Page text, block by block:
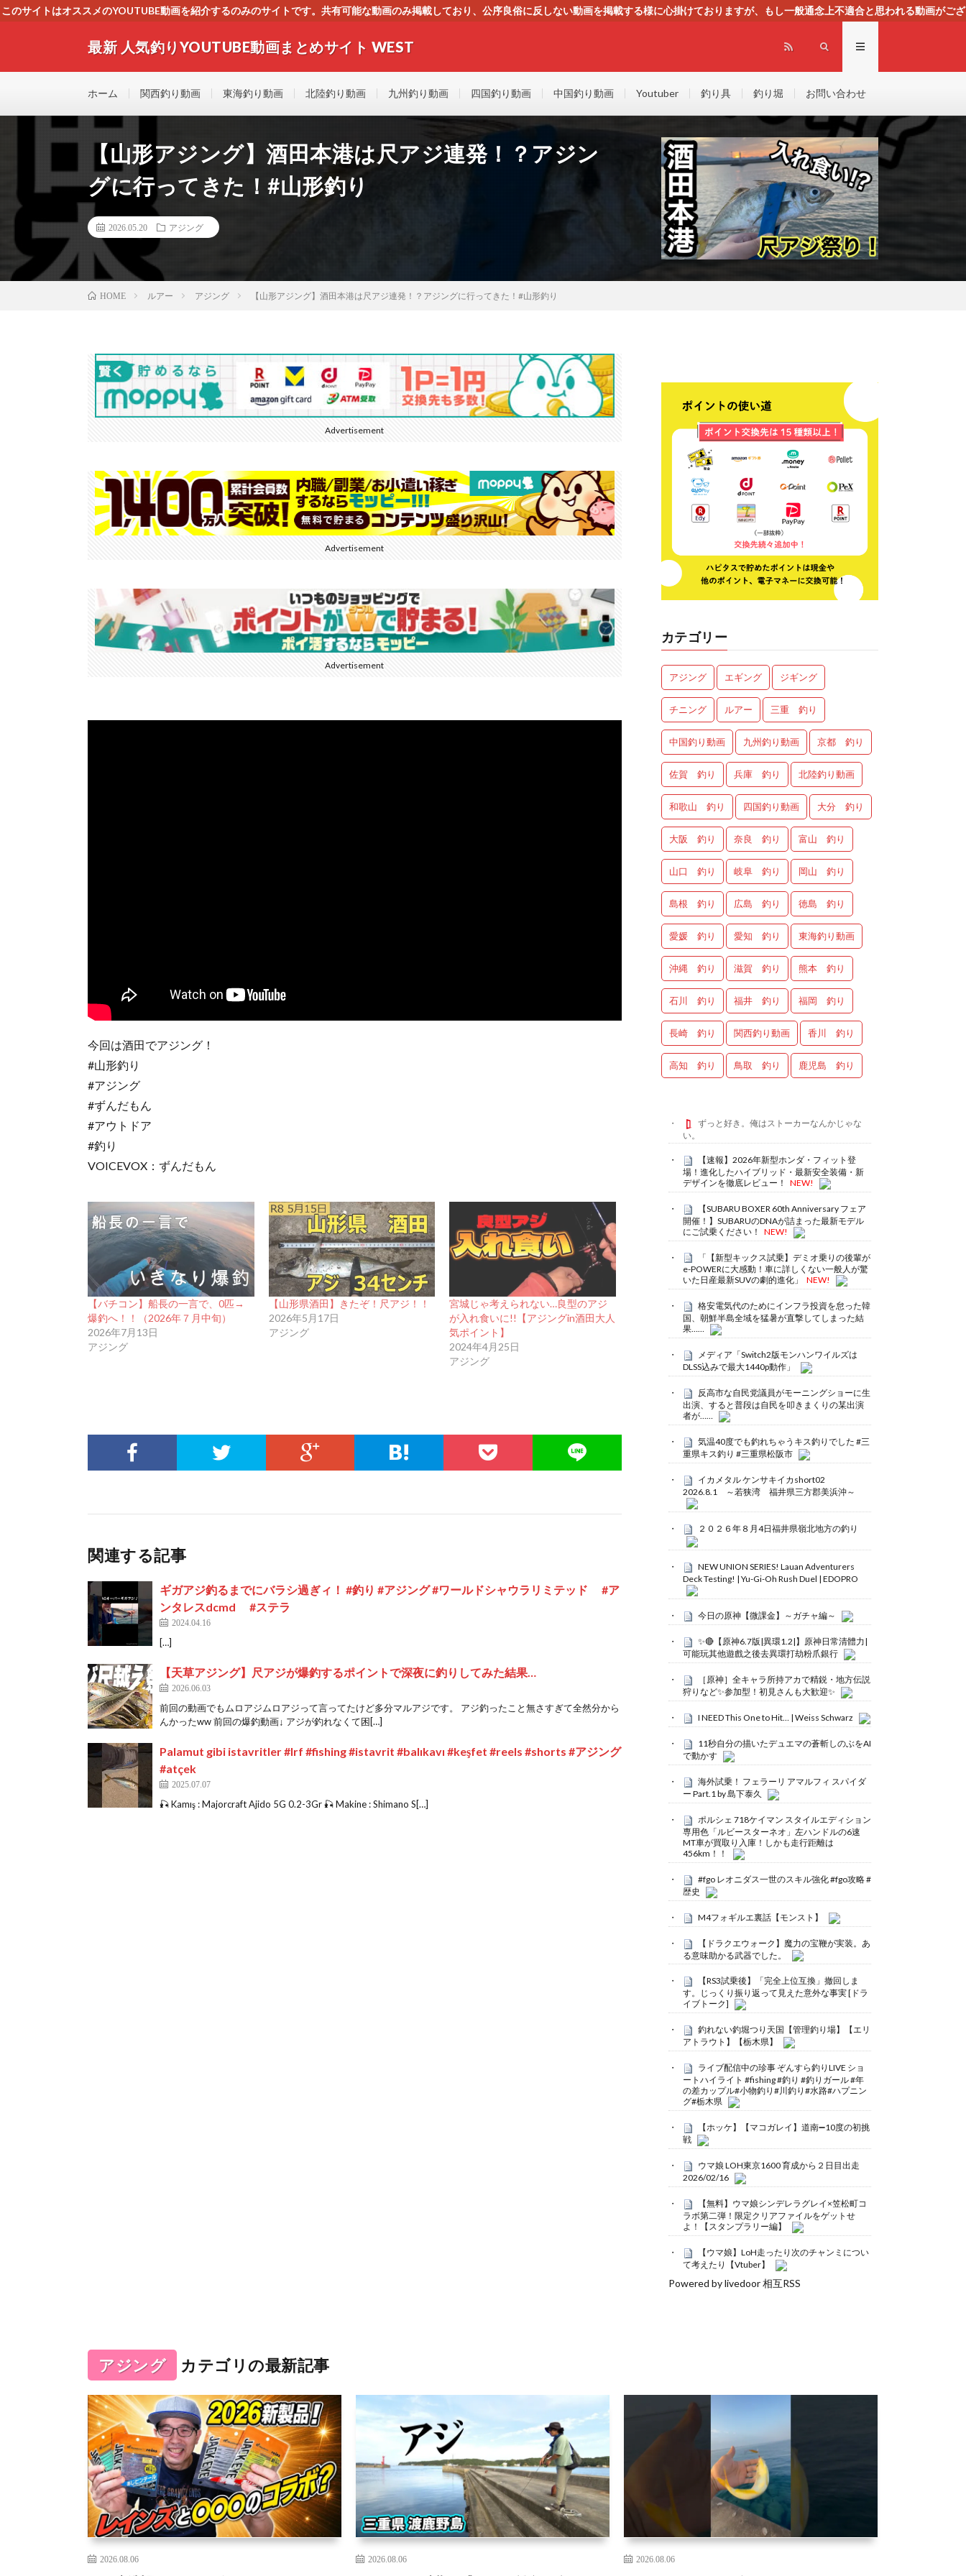
このサイトはオススメのYOUTUBE動画を紹介するのみのサイトです。共有可能な動画のみ掲載しており、公序良俗に反しない動画を掲載する様に心掛けておりますが、もし一般通念上不適合と思われる動画がござ
最新 人気釣りYOUTUBE動画まとめサイト WEST
す！！
ホーム 関西釣り動画 東海釣り動画 北陸釣り動画 九州釣り動画 四国釣り動画 中国釣り動画 Youtuber 釣り具 釣り堀 お問い合わせ
【山形アジング】酒田本港は尺アジ連発！？アジン
グに行ってきた！#山形釣り
2026.05.20 アジング
HOME ルアー アジング 【山形アジング】酒田本港は尺アジ連発！？アジングに行ってきた！#山形釣り
Advertisement
Advertisement
Advertisement
今回は酒田でアジング！
#山形釣り
#アジング
#ずんだもん
#アウトドア
#釣り
VOICEVOX：ずんだもん
【バチコン】船長の一言で、0匹→
爆釣へ！！（2026年７月中旬）
2026年7月13日
アジング
【山形県酒田】きたぞ！尺アジ！！
2026年5月17日
アジング
宮城じゃ考えられない…良型のアジ
が入れ食いに!!【アジングin酒田大人
気ポイント】
2024年4月25日
アジング
関連する記事
ギガアジ釣るまでにバラシ過ぎィ！ #釣り #アジング #ワールドシャウラリミテッド #ア
ンタレスdcmd #ステラ
2024.04.16
[…]
【天草アジング】尺アジが爆釣するポイントで深夜に釣りしてみた結果…
2026.06.03
前回の動画でもムロアジムロアジって言ってたけど多分マルアジです。 アジ釣ったこと無さすぎて全然分から
んかったww 前回の爆釣動画↓ アジが釣れなくて困[…]
Palamut gibi istavritler #lrf #fishing #istavrit #balıkavı #keşfet #reels #shorts #アジング
#atçek
2025.07.07
🎣 Kamış : Majorcraft Ajido 5G 0.2-3Gr 🎣 Makine : Shimano S[…]
カテゴリー
アジング エギング ジギング
チニング ルアー 三重 釣り
中国釣り動画 九州釣り動画 京都 釣り
佐賀 釣り 兵庫 釣り 北陸釣り動画
和歌山 釣り 四国釣り動画 大分 釣り
大阪 釣り 奈良 釣り 富山 釣り
山口 釣り 岐阜 釣り 岡山 釣り
島根 釣り 広島 釣り 徳島 釣り
愛媛 釣り 愛知 釣り 東海釣り動画
沖縄 釣り 滋賀 釣り 熊本 釣り
石川 釣り 福井 釣り 福岡 釣り
長崎 釣り 関西釣り動画 香川 釣り
高知 釣り 鳥取 釣り 鹿児島 釣り
ずっと好き。俺はストーカーなんかじゃな
い。
【速報】2026年新型ホンダ・フィット登
場！進化したハイブリッド・最新安全装備・新
デザインを徹底レビュー！
NEW!
【SUBARU BOXER 60th Anniversary フェア
開催！】SUBARUのDNAが詰まった最新モデル
にご試乗ください！
NEW!
「【新型キックス試乗】デミオ乗りの後輩が
e-POWERに大感動！車に詳しくない一般人が驚
いた日産最新SUVの劇的進化」
NEW!
格安電気代のためにインフラ投資を怠った韓
国、朝鮮半島全域を猛暑が直撃してしまった結
果……
メディア「Switch2版モンハンワイルズは
DLSS込みで最大1440p動作」
反高市な自民党議員がモーニングショーに生
出演、すると普段は自民を叩きまくりの某出演
者が……
気温40度でも釣れちゃうキス釣りでした #三
重県キス釣り #三重県松阪市
イカメタル ケンサキイカshort02
2026.8.1 ～若狭湾 福井県三方郡美浜沖～
２０２６年８月4日福井県嶺北地方の釣り
NEW UNION SERIES! Lauan Adventurers
Deck Testing! | Yu-Gi-Oh Rush Duel | EDOPRO
今日の原神【微課金】～ガチャ編～
✨🔴【原神6.7版|異環1.2|】原神日常清體力|
可能玩其他遊戲之後去異環打劫粉爪銀行
［原神］全キャラ所持アカで精鋭・地方伝説
狩りなど✨参加型！初見さんも大歓迎✨
I NEED This One to Hit… | Weiss Schwarz
11秒自分の描いたデュエマの蒼斬しのぶをAI
で動かす
海外試乗！ フェラーリ アマルフィ スパイダ
ー Part.1 by 島下泰久
ポルシェ 718ケイマン スタイルエディション
専用色「ルビースターネオ」左ハンドルの6速
MT車が買取り入庫！しかも走行距離は
456km！！
#fgo レオニダス一世のスキル強化 #fgo攻略 #
歴史
M4フォギルエ裏話【モンスト】
【ドラクエウォーク】魔力の宝鞭が実装。あ
る意味助かる武器でした。
【RS3試乗後】「完全上位互換」撤回しま
す。じっくり振り返って見えた意外な事実 [ドラ
イブトーク]
釣れない釣堀つり天国【管理釣り場】【エリ
アトラウト】【栃木県】
ライブ配信中の珍事 ぞんすら釣りLIVE ショ
ートハイライト #fishing #釣り #釣りガール #年
の差カップル#小物釣り#川釣り#水路#ハプニン
グ#栃木県
【ホッケ】【マコガレイ】道南➖10度の初挑
戦
ウマ娘 LOH東京1600 育成から２日目出走
2026/02/16
【無料】ウマ娘シンデレラグレイ×笠松町コ
ラボ第二弾！限定クリアファイルをゲットせ
よ！【スタンプラリー編】
【ウマ娘】LoH走ったり次のチャンミについ
て考えたり【Vtuber】
Powered by livedoor 相互RSS
アジング カテゴリの最新記事
2026.08.06 2026.08.06 2026.08.06